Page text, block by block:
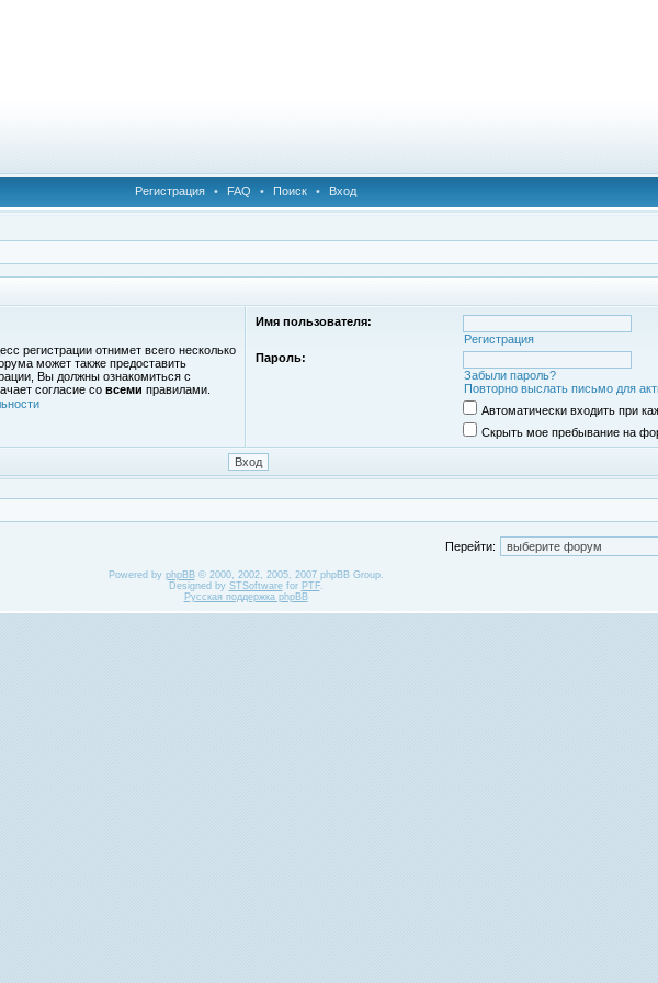
Регистрация • FAQ • Поиск • Вход
регистрации отнимет всего несколько
может также предоставить
Вы должны ознакомиться с
согласие со всеми правилами.
Имя пользователя:
Регистрация
Пароль:
Забыли пароль?
Повторно выслать письмо для
Автоматически входить при
Скрыть мое пребывание на
Перейти:
Powered by phpBB© 2000, 2002, 2005, 2007 phpBB Group.
Designed by STSoftwarefor PTF.
Русская поддержка phpBB